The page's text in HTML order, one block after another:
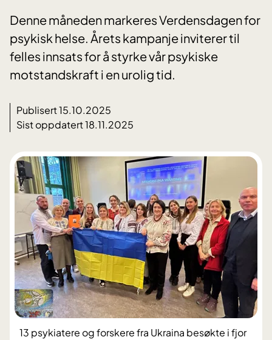
Denne måneden markeres Verdensdagen for
psykisk helse. Årets kampanje inviterer til
felles innsats for å styrke vår psykiske
motstandskraft i en urolig tid.
Publisert 15.10.2025
Sist oppdatert 18.11.2025
13 psykiatere og forskere fra Ukraina besøkte i fjor